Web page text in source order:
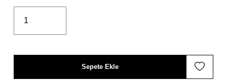
Sepete Ekle